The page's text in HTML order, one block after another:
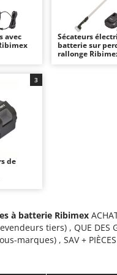
pour le bois - Scies à bûches
extérieurs
horizontal pour tracteur
tracteur
batterie - Démarreurs
avec
Sécateurs
batterie sur
rallonge
de
3
à batterie Ribimex
tiers) , QUE DES
marques) , SAV +